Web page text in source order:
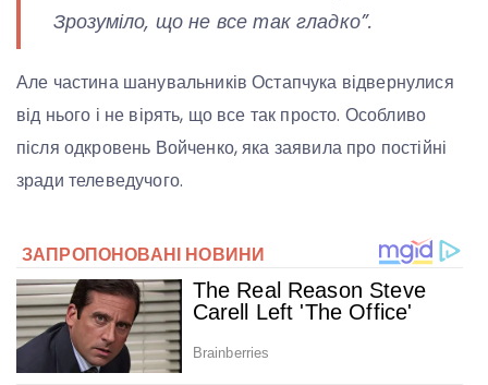
Зрозуміло, що не все так гладко”.
Але частина шанувальників Остапчука відвернулися
від нього і не вірять, що все так просто. Особливо
після одкровень Войченко, яка заявила про постійні
зради телеведучого.